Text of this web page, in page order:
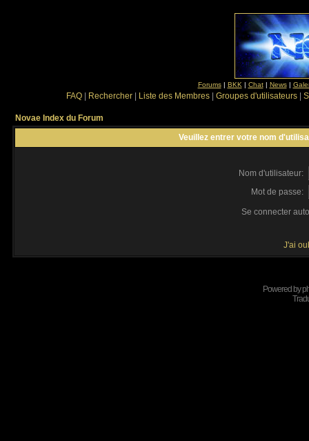
Forums| BKK | Chat| News|
FAQ Rechercher Liste des Membres Groupes d'utilisateurs
Novae Index du Forum
Veuillez entrer votre nom
Nom d'utilisateur:
Mot de passe:
Se connecter
J'ai
Powered by